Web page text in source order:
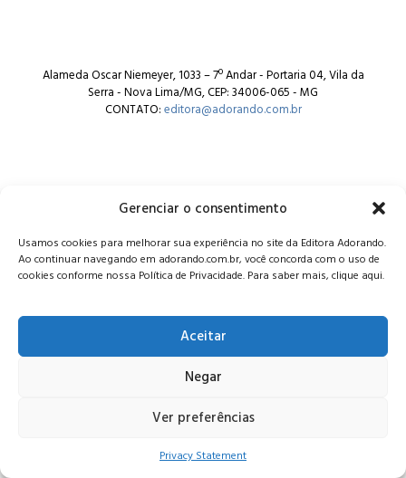
Gerenciar o consentimento
Usamos cookies para melhorar sua experiência no site da Editora Adorando.
Ao continuar navegando em adorando.com.br, você concorda com o uso de
cookies conforme nossa Política de Privacidade. Para saber mais, clique aqui.
Aceitar
Negar
Ver preferências
Privacy Statement
Alameda Oscar Niemeyer, 1033 – 7º Andar - Portaria 04, Vila da
Serra - Nova Lima/MG, CEP: 34006-065 - MG
CONTATO:editora@adorando.com.br
© Editora Adorando 2026. Todos os direitos reservados.
Consulte nossapolítica de privacidade.